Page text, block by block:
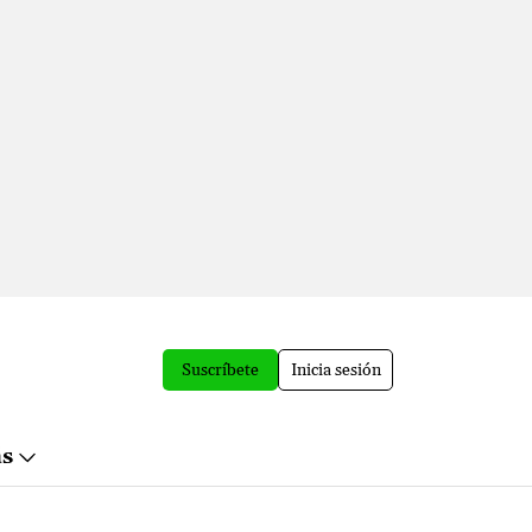
Suscríbete Inicia sesión